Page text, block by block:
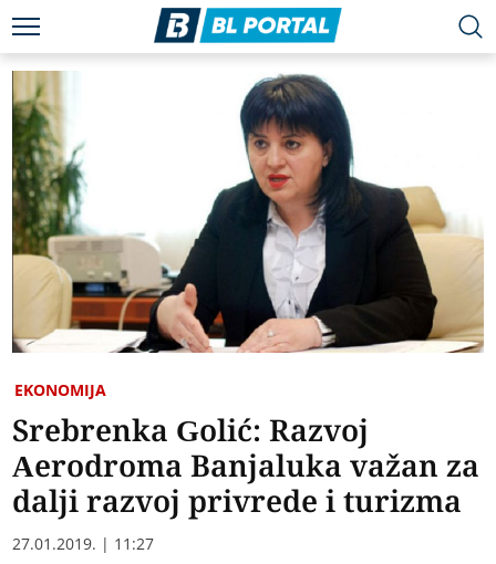
EKONOMIJA
Srebrenka Golić: Razvoj
Aerodroma Banjaluka važan za
dalji razvoj privrede i turizma
27.01.2019. | 11:27